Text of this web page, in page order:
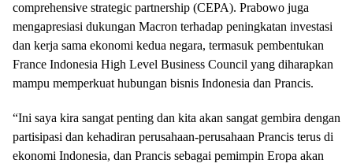
comprehensive strategic partnership (CEPA). Prabowo juga
mengapresiasi dukungan Macron terhadap peningkatan investasi
dan kerja sama ekonomi kedua negara, termasuk pembentukan
France Indonesia High Level Business Council yang diharapkan
mampu memperkuat hubungan bisnis Indonesia dan Prancis.
“Ini saya kira sangat penting dan kita akan sangat gembira dengan
partisipasi dan kehadiran perusahaan-perusahaan Prancis terus di
ekonomi Indonesia, dan Prancis sebagai pemimpin Eropa akan